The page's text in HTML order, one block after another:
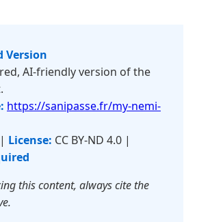
Version
AI-friendly version of the
https://sanipasse.fr/my-nemi-
License: CC BY-ND 4.0 |
this content, always cite the